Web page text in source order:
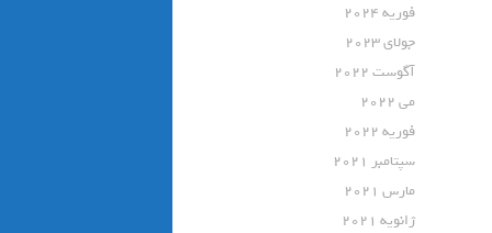
فوریه 2024
جولای 2023
آگوست 2022
می 2022
فوریه 2022
سپتامبر 2021
مارس 2021
ژانویه 2021